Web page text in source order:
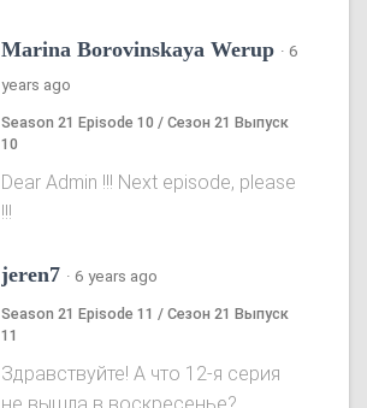
Marina Borovinskaya Werup · 6
years ago
Season 21 Episode 10 / Сезон 21 Выпуск
10
Dear Admin !!! Next episode, please
!!!
jeren7 · 6 years ago
Season 21 Episode 11 / Сезон 21 Выпуск
11
Здравствуйте! А что 12-я серия